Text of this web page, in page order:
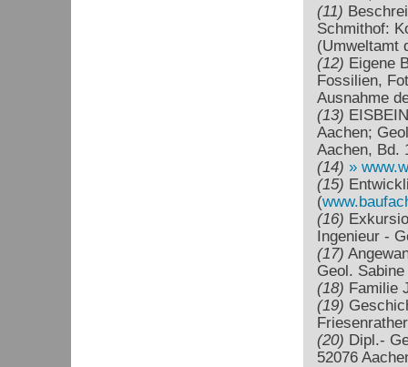
(11)
Schmithof:
(Umweltamt
(12) Eigene
Fossilien,
Ausnahme
(13)
Aachen;
Aachen, Bd.
(14)
(15)
(
(16)
Ingenieur -
(17)
Geol.
(18) Familie
(19)
(20) Dipl.-
52076